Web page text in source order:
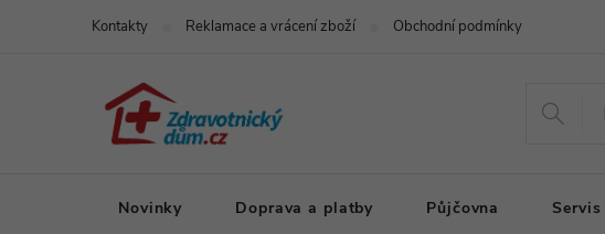
Kontakty Reklamace a vrácení zboží Obchodní podmínky
Novinky Doprava a platby Půjčovna Servis